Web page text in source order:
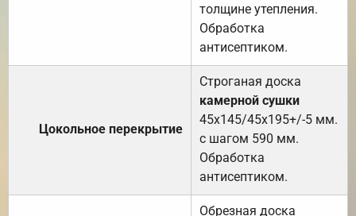
толщине утепления.
Обработка
антисептиком.
Цокольное перекрытие
Строганая доска
камерной сушки
45х145/45х195+/-5 мм.
с шагом 590 мм.
Обработка
антисептиком.
Обрезная доска